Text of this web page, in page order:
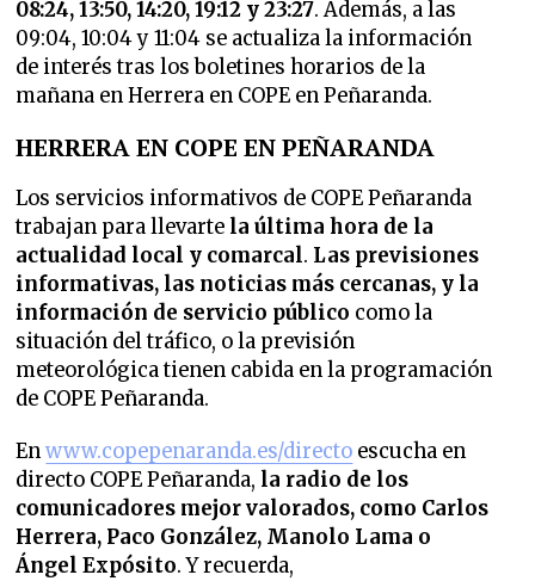
08:24, 13:50, 14:20, 19:12 y 23:27. Además, a las
09:04, 10:04 y 11:04 se actualiza la información
de interés tras los boletines horarios de la
mañana en Herrera en COPE en Peñaranda.
HERRERA EN COPE EN PEÑARANDA
Los servicios informativos de COPE Peñaranda
trabajan para llevarte la última hora de la
actualidad local y comarcal. Las previsiones
informativas, las noticias más cercanas, y la
información de servicio público como la
situación del tráfico, o la previsión
meteorológica tienen cabida en la programación
de COPE Peñaranda.
Enwww.copepenaranda.es/directo escucha en
directo COPE Peñaranda, la radio de los
comunicadores mejor valorados, como Carlos
Herrera, Paco González, Manolo Lama o
Ángel Expósito. Y recuerda,